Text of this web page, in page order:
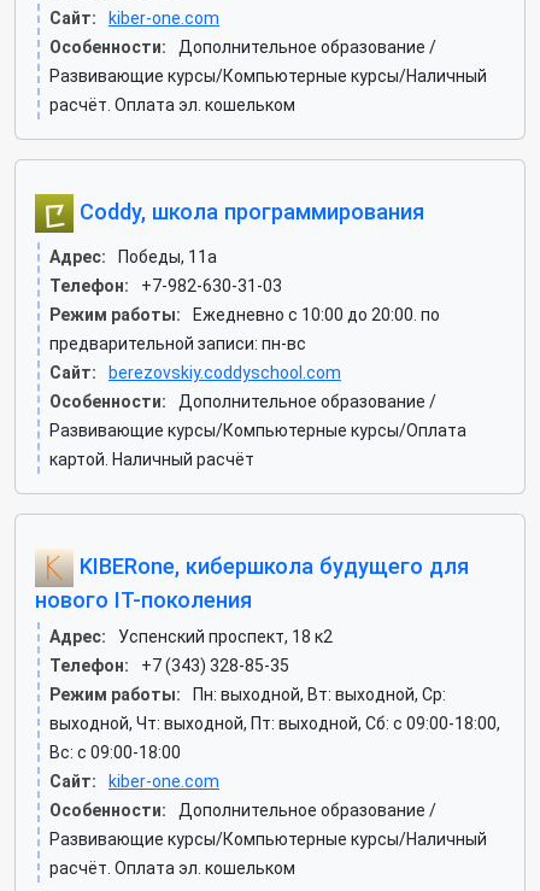
Сайт:
kiber-one.com
Особенности:
Дополнительное образование /
Развивающие курсы/Компьютерные курсы/Наличный
расчёт. Оплата эл. кошельком
Coddy, школа программирования
Адрес:
Победы, 11а
Телефон:
+7-982-630-31-03
Режим работы:
Ежедневно с 10:00 до 20:00. по
предварительной записи: пн-вс
Сайт:
berezovskiy.coddyschool.com
Особенности:
Дополнительное образование /
Развивающие курсы/Компьютерные курсы/Оплата
картой. Наличный расчёт
KIBERone, кибершкола будущего для
нового IT-поколения
Адрес:
Успенский проспект, 18 к2
Телефон:
+7 (343) 328-85-35
Режим работы:
Пн: выходной, Вт: выходной, Ср:
выходной, Чт: выходной, Пт: выходной, Сб: c 09:00-18:00,
Вс: c 09:00-18:00
Сайт:
kiber-one.com
Особенности:
Дополнительное образование /
Развивающие курсы/Компьютерные курсы/Наличный
расчёт. Оплата эл. кошельком